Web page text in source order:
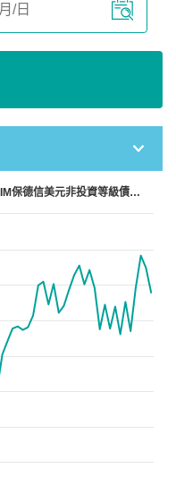
Data ranges from
保德信美元非投資等級債…